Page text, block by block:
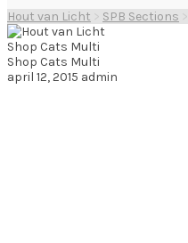
Producten
Hout van Licht > SPB Sections >
Shop Cats Multi
Shop Cats Multi
april 12, 2015 admin